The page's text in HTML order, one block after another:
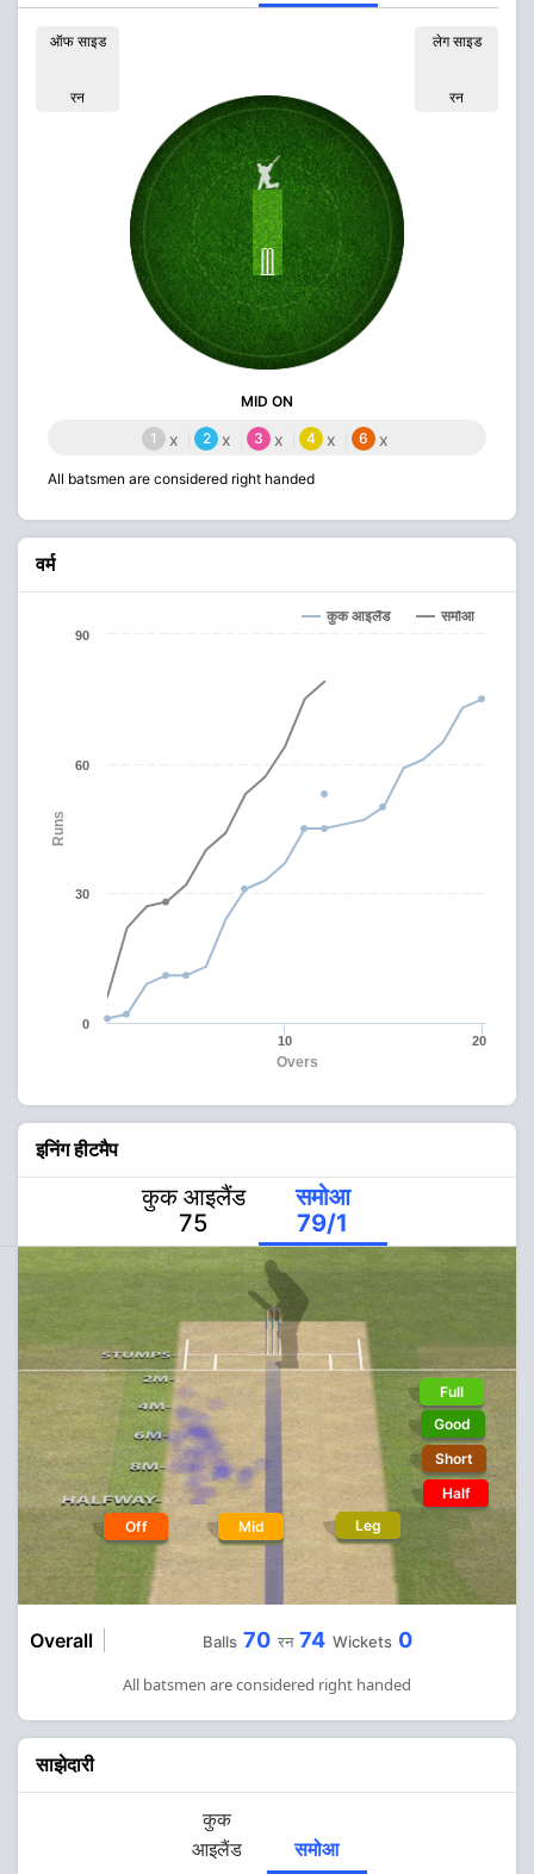
ऑफ साइड
रन
लेग साइड
रन
MID ON
1 x 2 x 3 x 4 x 6 x
All batsmen are considered right handed
वर्म
Overs
Runs
कुक आइलैंड समोआ
10 20
0
30
60
90
इनिंग हीटमैप
कुक आइलैंड
75
समोआ
79/1
Off Mid Leg
Full
Good
Short
Half
Overall Balls 70 रन 74 Wickets 0
All batsmen are considered right handed
साझेदारी
कुक
आइलैंड
समोआ